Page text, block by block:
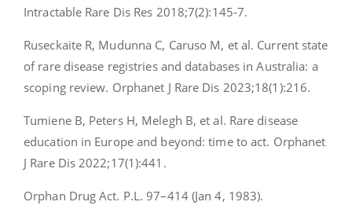
Intractable Rare Dis Res 2018;7(2):145-7.
Ruseckaite R, Mudunna C, Caruso M, et al. Current state
of rare disease registries and databases in Australia: a
scoping review. Orphanet J Rare Dis 2023;18(1):216.
Tumiene B, Peters H, Melegh B, et al. Rare disease
education in Europe and beyond: time to act. Orphanet
J Rare Dis 2022;17(1):441.
Orphan Drug Act. P.L. 97–414 (Jan 4, 1983).